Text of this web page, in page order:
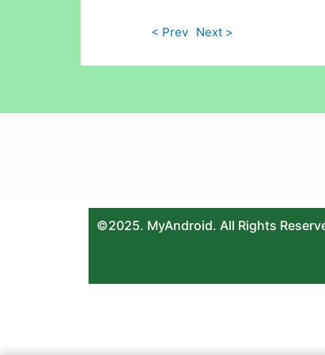
< Prev Next >
©2025. MyAndroid. All Rights